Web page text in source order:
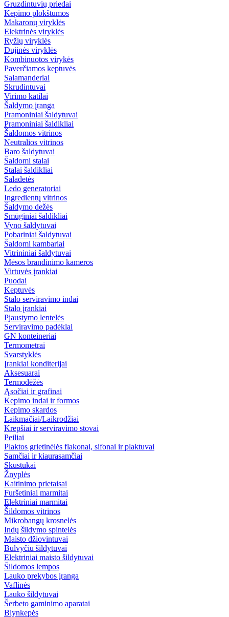
Gruzdintuvių priedai
Kepimo plokštumos
Makaronų viryklės
Elektrinės viryklės
Ryžių viryklės
Dujinės viryklės
Kombinuotos virykės
Paverčiamos keptuvės
Salamanderiai
Skrudintuvai
Virimo katilai
Šaldymo įranga
Pramoniniai šaldytuvai
Pramoniniai šaldikliai
Šaldomos vitrinos
Neutralios vitrinos
Baro šaldytuvai
Šaldomi stalai
Stalai šaldikliai
Saladetės
Ledo generatoriai
Ingredientų vitrinos
Šaldymo dežės
Smūginiai šaldikliai
Vyno šaldytuvai
Pobariniai šaldytuvai
Šaldomi kambariai
Vitrininiai šaldytuvai
Mėsos brandinimo kameros
Virtuvės įrankiai
Puodai
Keptuvės
Stalo serviravimo indai
Stalo įrankiai
Pjaustymo lentelės
Serviravimo padėklai
GN konteineriai
Termometrai
Svarstyklės
Įrankiai konditerijai
Aksesuarai
Termodėžės
Ąsočiai ir grafinai
Kepimo indai ir formos
Kepimo skardos
Laikmačiai/Laikrodžiai
Krepšiai ir serviravimo stovai
Peiliai
Plaktos grietinėlės flakonai, sifonai ir plaktuvai
Samčiai ir kiaurasamčiai
Skustukai
Žnyplės
Kaitinimo prietaisai
Furšetiniai marmitai
Elektriniai marmitai
Šildomos vitrinos
Mikrobangų krosnelės
Indų šildymo spintelės
Maisto džiovintuvai
Bulvyčiu šildytuvai
Elektriniai maisto šildytuvai
Šildomos lempos
Lauko prekybos įranga
Vaflinės
Lauko šildytuvai
Šerbeto gaminimo aparatai
Blynkepės